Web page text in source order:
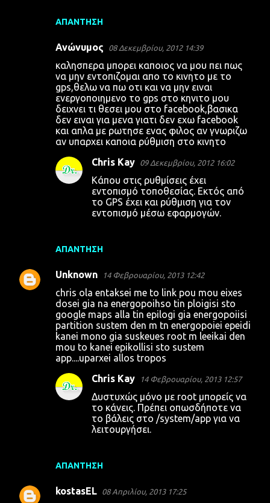
ΑΠΆΝΤΗΣΗ
Ανώνυμος 08 Δεκεμβρίου, 2012 14:39
καλησπερα μπορει καποιος να μου πει πως
να μην εντοπιζομαι απο το κινητο με το
gps,θελω να πω οτι και να μην ειναι
ενεργοποιημενο το gps στο κηνιτο μου
δειχνει τι θεσει μου στο facebook,βασικα
δεν ειναι για μενα γιατι δεν εχω facebook
και απλα με ρωτησε ενας φιλος αν γνωριζω
αν υπαρχει καποια ρύθμιση στο κινητο
ΑΠΆΝΤΗΣΗ
Chris Kay 09 Δεκεμβρίου, 2012 16:02
Κάπου στις ρυθμίσεις έχει
εντοπισμό τοποθεσίας. Εκτός από
το GPS έχει και ρύθμιση για τον
εντοπισμό μέσω εφαρμογών.
Unknown 14 Φεβρουαρίου, 2013 12:42
chris ola entaksei me to link pou mou eixes
dosei gia na energopoihso tin ploigisi sto
google maps alla tin epilogi gia energopoiisi
partition sustem den m tn energopoiei epeidi
kanei mono gia suskeues root m leeikai den
mou to kanei epikollisi sto sustem
app....uparxei allos tropos
ΑΠΆΝΤΗΣΗ
Chris Kay 14 Φεβρουαρίου, 2013 12:57
Δυστυχώς μόνο με root μπορείς να
το κάνεις. Πρέπει οπωσδήποτε να
το βάλεις στο /system/app για να
λειτουργήσει.
kostasEL 08 Απριλίου, 2013 17:25